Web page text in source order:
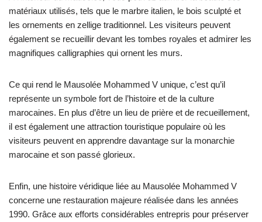
matériaux utilisés, tels que le marbre italien, le bois sculpté et
les ornements en zellige traditionnel. Les visiteurs peuvent
également se recueillir devant les tombes royales et admirer les
magnifiques calligraphies qui ornent les murs.
Ce qui rend le Mausolée Mohammed V unique, c’est qu’il
représente un symbole fort de l’histoire et de la culture
marocaines. En plus d’être un lieu de prière et de recueillement,
il est également une attraction touristique populaire où les
visiteurs peuvent en apprendre davantage sur la monarchie
marocaine et son passé glorieux.
Enfin, une histoire véridique liée au Mausolée Mohammed V
concerne une restauration majeure réalisée dans les années
1990. Grâce aux efforts considérables entrepris pour préserver